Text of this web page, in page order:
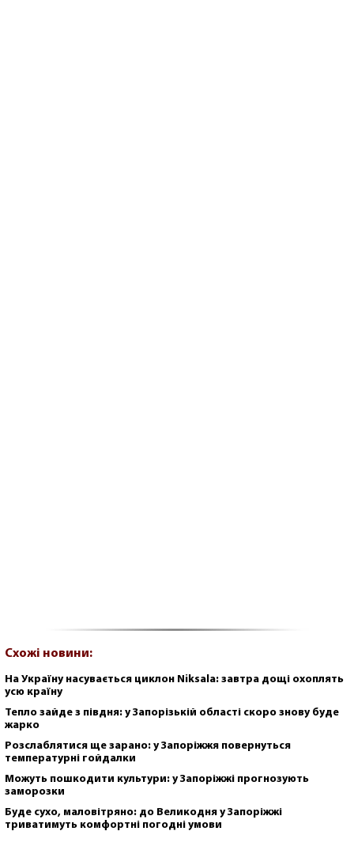
Схожі новини:
На Україну насувається циклон Niksala: завтра дощі охоплять
усю країну
Тепло зайде з півдня: у Запорізькій області скоро знову буде
жарко
Розслаблятися ще зарано: у Запоріжжя повернуться
температурні гойдалки
Можуть пошкодити культури: у Запоріжжі прогнозують
заморозки
Буде сухо, маловітряно: до Великодня у Запоріжжі
триватимуть комфортні погодні умови